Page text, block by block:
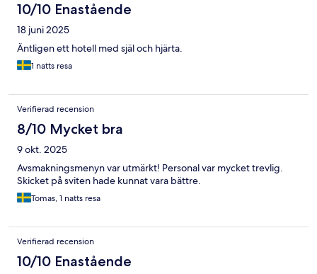
10/10 Enastående
18 juni 2025
Äntligen ett hotell med själ och hjärta.
1 natts resa
Verifierad recension
8/10 Mycket bra
9 okt. 2025
Avsmakningsmenyn var utmärkt! Personal var mycket trevlig.
Skicket på sviten hade kunnat vara bättre.
Tomas, 1 natts resa
Verifierad recension
10/10 Enastående